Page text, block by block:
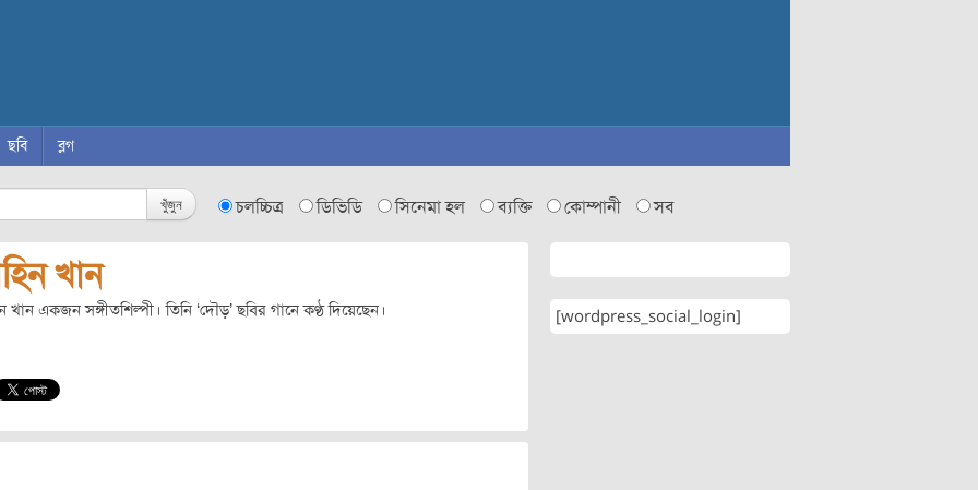
ছবি ব্লগ
খুঁজুন চলচ্চিত্র ডিভিডি সিনেমা হল ব্যক্তি কোম্পানী সব
খান
খান একজন সঙ্গীতশিল্পী। তিনি ‘দৌড়’ ছবির গানে কণ্ঠ দিয়েছেন। [wordpress_social_login]